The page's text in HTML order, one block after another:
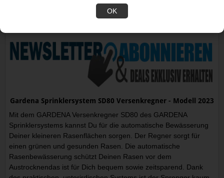
OK
Gardena Sprinklersystem SD80 Versenkregner - Modell 2023
Mit dem GARDENA Versenkregner SD80 des GARDENA
Sprinklersystems kannst Du für die automatische Bewässerung
Deiner kleineren Rasenflächen sorgen. Der Regner sorgt für
einen grünen und gesunden Rasen. Die automatische
Rasenbewässerung schützt Deinen Rasen vor dem
Austrocknendas ist für Dich bequem sowie zeitsparend. Dank